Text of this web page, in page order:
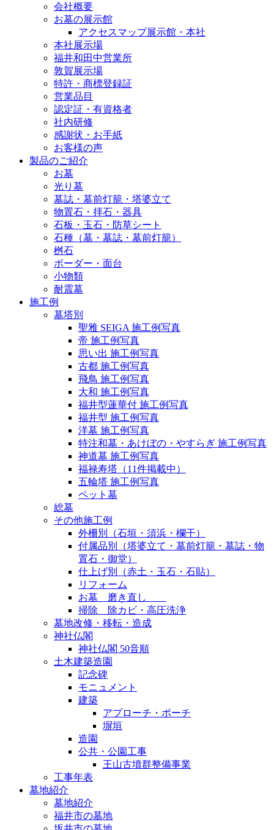
会社概要
お墓の展示館
アクセスマップ展示館・本社
本社展示場
福井和田中営業所
敦賀展示場
特許・商標登録証
営業品目
認定証・有資格者
社内研修
感謝状・お手紙
お客様の声
製品のご紹介
お墓
光り墓
墓誌・墓前灯籠・塔婆立て
物置石・拝石・器具
石板・玉石・防草シート
石種（墓・墓誌・墓前灯籠）
桝石
ボーダー・面台
小物類
耐震墓
施工例
墓塔別
聖雅 SEIGA 施工例写真
帝 施工例写真
思い出 施工例写真
古都 施工例写真
飛鳥 施工例写真
大和 施工例写真
福井型蓮華付 施工例写真
福井型 施工例写真
洋墓 施工例写真
特注和墓・あけぼの・やすらぎ 施工例写真
神道墓 施工例写真
福禄寿塔（11件掲載中）
五輪塔 施工例写真
ペット墓
総墓
その他施工例
外柵別（石垣・須浜・欄干）
付属品別（塔婆立て・墓前灯籠・墓誌・物
置石・御堂）
仕上げ別（赤土・玉石・石貼）
リフォーム
お墓 磨き直し
掃除 除カビ・高圧洗浄
墓地改修・移転・造成
神社仏閣
神社仏閣 50音順
土木建築造園
記念碑
モニュメント
建築
アプローチ・ポーチ
塀垣
造園
公共・公園工事
王山古墳群整備事業
工事年表
墓地紹介
墓地紹介
福井市の墓地